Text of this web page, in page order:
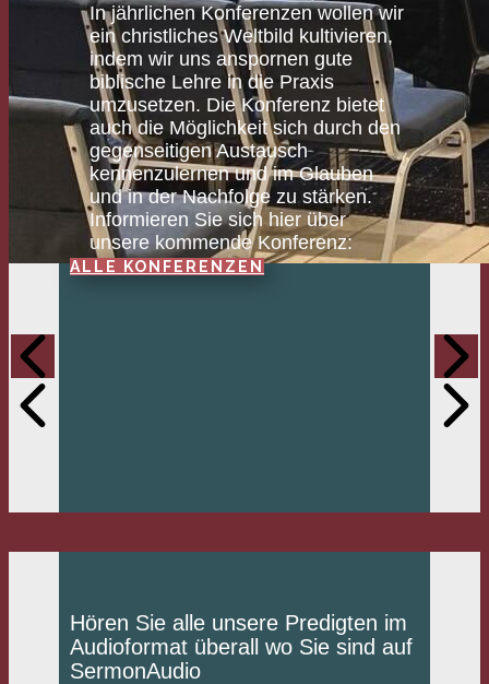
In jährlichen Konferenzen wollen wir
ein christliches Weltbild kultivieren,
indem wir uns anspornen gute
biblische Lehre in die Praxis
umzusetzen. Die Konferenz bietet
auch die Möglichkeit sich durch den
gegenseitigen Austausch
kennenzulernen und im Glauben
und in der Nachfolge zu stärken.
Informieren Sie sich hier über
unsere kommende Konferenz:
ALLE KONFERENZEN
Hören Sie alle unsere Predigten im
Audioformat überall wo Sie sind auf
SermonAudio